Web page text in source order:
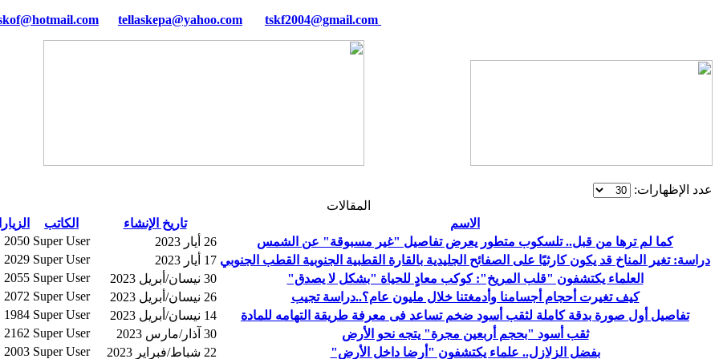
tellaskepa@yahoo.com tskf2004@gmail.com
عدد الإظهارات:
المقالات
الاسم
تاريخ الإنشاء الكاتب
كما لم ترها من قبل.. تلسكوب متطور يعرض تفاصيل "غير مسبوقة" عن الشمس
26 أيار 2023 Super User
2050
دراسة: تغير المناخ قد يكون كارثيًا على الصفائح الجليدية بالقارة القطبية الجنوبية القطب الجنوبي 17 أيار 2023 Super User
2029
العلماء يكتشفون "قلب المريخ": كوكب معادٍ للحياة "بشكل لا يصدق"
30 نيسان/أبريل 2023 Super User
2055
كيف تغيرت أحجام أجسامنا وأدمغتنا خلال مليون عام؟..دراسة تجيب
26 نيسان/أبريل 2023 Super User
2072
تفاصيل أول صورة بدقة كاملة لثقب أسود ضخم تساعد فى معرفة طريقة التهامه للمادة
14 نيسان/أبريل 2023 Super User
1984
ثقب أسود "بحجم أربعين مجرة" يتجه نحو الأرض
30 آذار/مارس 2023 Super User
2162
بفضل الزلازل.. علماء يكتشفون "أرضا داخل الأرض"
22 شباط/فبراير 2023 Super User
2003